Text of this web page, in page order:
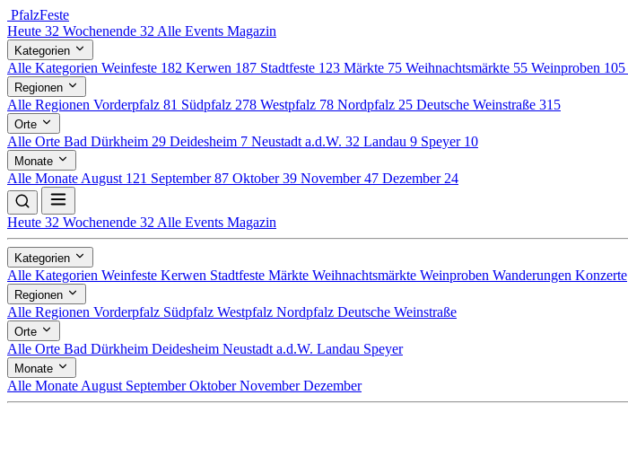
PfalzFeste
Heute 32 Wochenende 32 Alle Events Magazin
Kategorien
Alle Kategorien Weinfeste 182 Kerwen 187 Stadtfeste 123 Märkte 75 Weihnachtsmärkte 55 Weinproben 105
Regionen
Alle Regionen Vorderpfalz 81 Südpfalz 278 Westpfalz 78 Nordpfalz 25 Deutsche Weinstraße 315
Orte
Alle Orte Bad Dürkheim 29 Deidesheim 7 Neustadt a.d.W. 32 Landau 9 Speyer 10
Monate
Alle Monate August 121 September87 Oktober39 November47 Dezember 24
Heute 32 Wochenende 32 Alle Events Magazin
Kategorien
Alle Kategorien Weinfeste Kerwen Stadtfeste Märkte Weihnachtsmärkte Weinproben Wanderungen Konzerte
Regionen
Alle Regionen Vorderpfalz Südpfalz Westpfalz Nordpfalz Deutsche Weinstraße
Orte
Alle Orte Bad Dürkheim Deidesheim Neustadt a.d.W. Landau Speyer
Monate
Alle Monate August SeptemberOktoberNovemberDezember